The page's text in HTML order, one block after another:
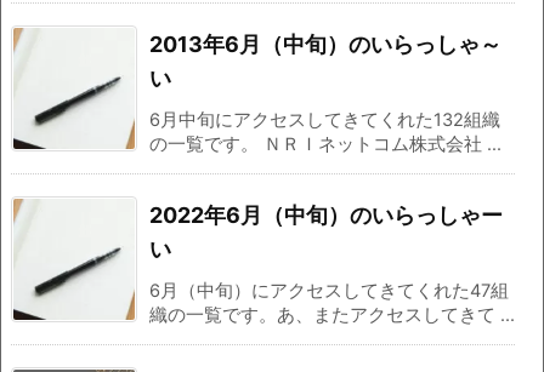
2013年6月（中旬）のいらっしゃ～
い
6月中旬にアクセスしてきてくれた132組織
の一覧です。 ＮＲＩネットコム株式会社 ...
2022年6月（中旬）のいらっしゃー
い
6月（中旬）にアクセスしてきてくれた47組
織の一覧です。あ、またアクセスしてきて ...